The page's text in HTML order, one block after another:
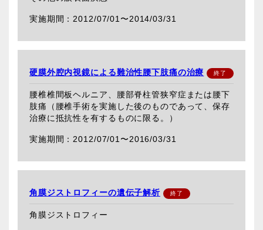
2012/07/01〜2014/03/31
硬膜外腔内視鏡による難治性腰下肢痛の治療
腰椎椎間板ヘルニア、腰部脊柱管狭窄症または腰下
肢痛（腰椎手術を実施した後のものであって、保存
治療に抵抗性を有するものに限る。）
2012/07/01〜2016/03/31
角膜ジストロフィーの遺伝子解析
角膜ジストロフィー